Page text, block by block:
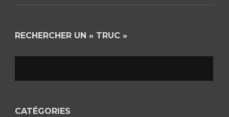
RECHERCHER UN « TRUC »
CATÉGORIES